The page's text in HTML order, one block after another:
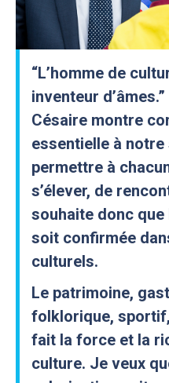
“L’homme de
inventeur
Césaire montre
essentielle à
permettre à
s’élever, de
souhaite donc que
soit confirmée
culturels.
Le patrimoine,
folklorique,
fait la force et la
culture. Je veux